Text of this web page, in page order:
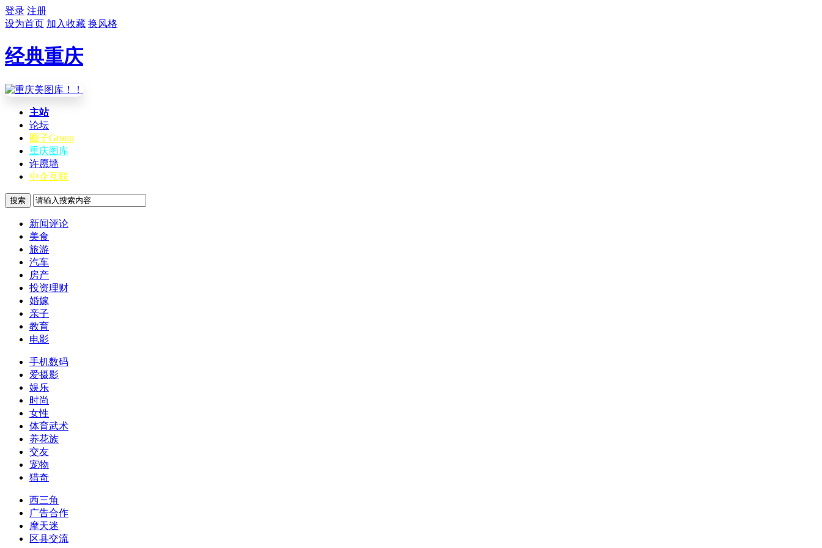
登录 注册
设为首页 加入收藏 换风格
经典重庆
主站
论坛
圈子Group
重庆图库
许愿墙
中企互联
搜索
新闻评论
美食
旅游
汽车
房产
投资理财
婚嫁
亲子
教育
电影
手机数码
爱摄影
娱乐
时尚
女性
体育武术
养花族
交友
宠物
猎奇
西三角
广告合作
摩天迷
区县交流